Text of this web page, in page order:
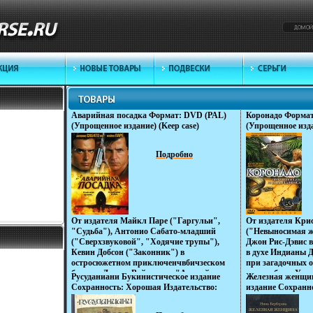
Аварийная посадка Формат: DVD (PAL)
(Упрощенное издание) (Keep case)
Дистрибьютор: Пирамида Региональный
код: 5 Количество слоев: DVD-5 (1 слой)
Субтитры: Русский Звуковые дорожки:
Русский Закадровый перевод инфо 1186v.
Подробно
От издателя Майкл Паре ("Гаргульи",
"Судьба"), Антонио Сабато-младший
("Сверхзвуковой", "Ходячие трупы"),
Кевин Добсон ("Законник") в
остросюжетном приключенчвбичзеском
боевике Джима Вайнорски "Аварийная
посадка" Чудом, выжив после
авиакатастрофы, бесстрашный военный
летчик Джон Мастерс получает
Русуданиани Букинистическое издание
Сохранность: Хорошая Издательство:
Мерани, 1971 г Твердый переплет, 360 стр
Тираж: 50000 экз Формат: 72x90/16
Коронадо
(Упрощенное
Дистрибьютор:
Региональный
DVD-5 (1 слой)
Звуковые
перевод Dolby
От издателя
("Невыносимая
Джон Рис-Дэвис
в духе Индианы
при загадочных
женихвбицн
к нему ведет в
Коронадо,
Центральной
Железная
издание
Издательство:
литературы,